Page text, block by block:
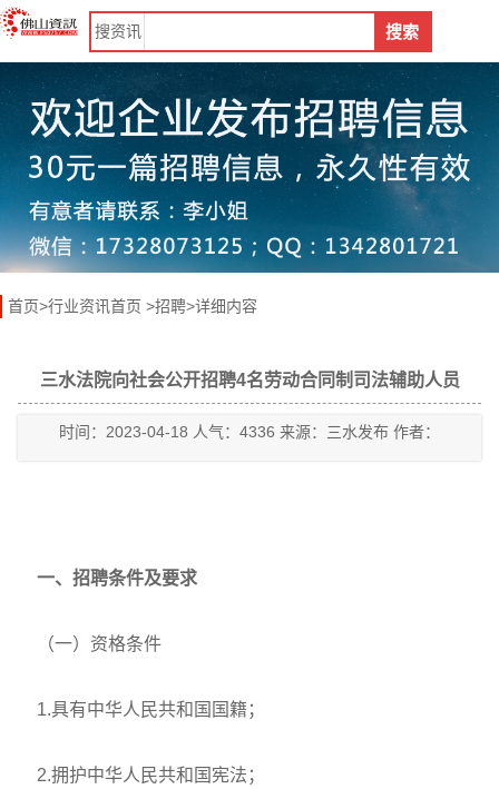
搜资讯 搜索
首页>行业资讯首页 >招聘>详细内容
三水法院向社会公开招聘4名劳动合同制司法辅助人员
时间：2023-04-18 人气：4336 来源：三水发布 作者：
一、招聘条件及要求
（一）资格条件
1.具有中华人民共和国国籍；
2.拥护中华人民共和国宪法；